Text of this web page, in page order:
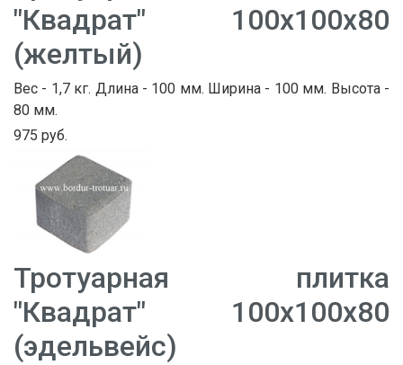
"Квадрат" 100х100х80
(желтый)
Вес - 1,7 кг. Длина - 100 мм. Ширина - 100 мм. Высота -
80 мм.
975 руб.
Тротуарная плитка
"Квадрат" 100х100х80
(эдельвейс)